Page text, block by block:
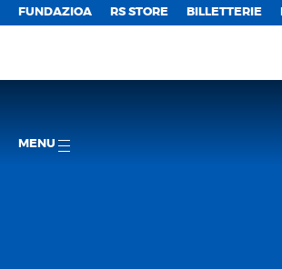
FUNDAZIOA RS STORE BILLETTERIE
MENU